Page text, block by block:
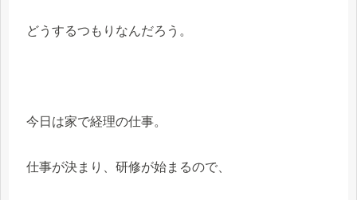
どうするつもりなんだろう。
今日は家で経理の仕事。
仕事が決まり、研修が始まるので、